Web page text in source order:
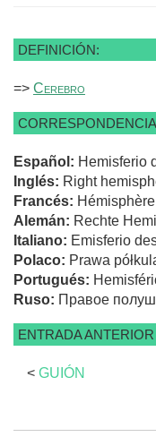
DEFINICIÓN:
=> Cerebro
Español: Hemisferio
Inglés: Right
Francés:
Alemán: Rechte
Italiano: Emisferio
Polaco: Prawa
Portugués:
Ruso: Правое
ENTRADA
< GUIÓN